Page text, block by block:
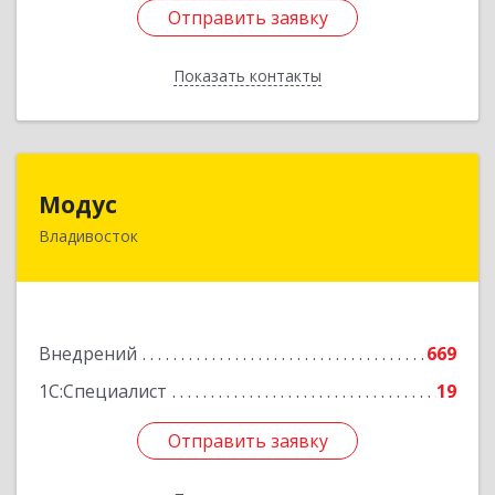
Отправить заявку
Показать контакты
Отправить заявку
Назад
Модус
Владивосток
Внедрений
669
1С:Специалист
19
Отправить заявку
690034, Приморский край, Владивосток г,
Отправить заявку